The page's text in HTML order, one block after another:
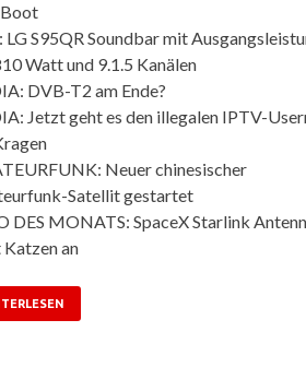
LG S95QR Soundbar mit
Watt und 9.1.5 Kanälen
DVB-T2 am Ende?
Jetzt geht es den illegalen IPTV-
Neuer chinesischer
Satellit gestartet
DES MONATS: SpaceX Starlink
an